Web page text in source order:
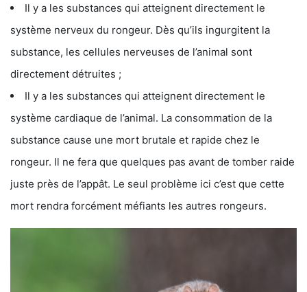
Il y a les substances qui atteignent directement le
système nerveux du rongeur. Dès qu’ils ingurgitent la
substance, les cellules nerveuses de l’animal sont
directement détruites ;
Il y a les substances qui atteignent directement le
système cardiaque de l’animal. La consommation de la
substance cause une mort brutale et rapide chez le
rongeur. Il ne fera que quelques pas avant de tomber raide
juste près de l’appât. Le seul problème ici c’est que cette
mort rendra forcément méfiants les autres rongeurs.